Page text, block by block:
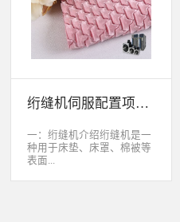
绗缝机伺服配置项目介绍
一：绗缝机介绍绗缝机是一
种用于床垫、床罩、棉被等
表面...